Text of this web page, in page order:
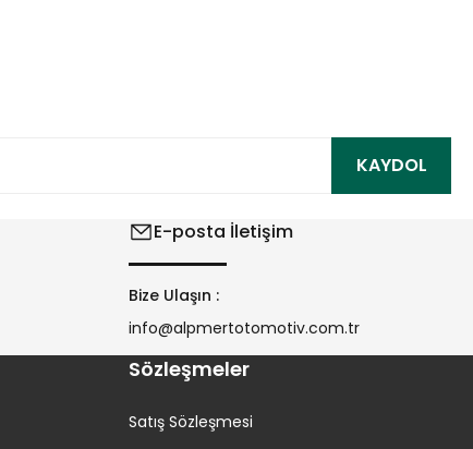
KAYDOL
E-posta İletişim
Bize Ulaşın :
info@alpmertotomotiv.com.tr
Sözleşmeler
Satış Sözleşmesi